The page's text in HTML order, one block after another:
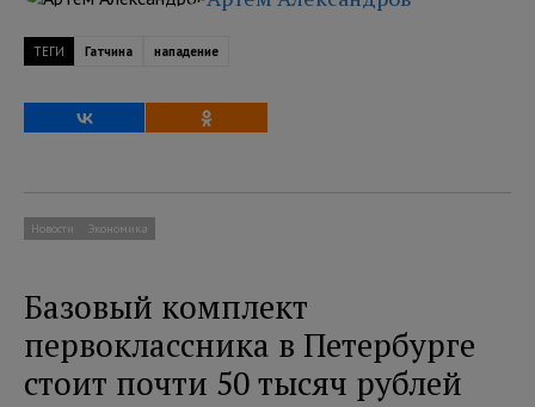
ТЕГИ Гатчина нападение
Новости Экономика
Базовый комплект
первоклассника в Петербурге
стоит почти 50 тысяч рублей